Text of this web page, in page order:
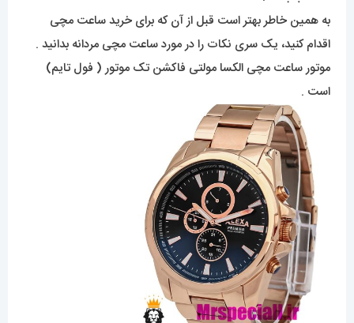
به همین خاطر بهتر است قبل از آن که برای خرید ساعت مچی
اقدام کنید، یک سری نکات را در مورد ساعت مچی مردانه بدانید .
موتور ساعت مچی الکسا مولتی فاکشن تک موتور ( فول تایم)
است .